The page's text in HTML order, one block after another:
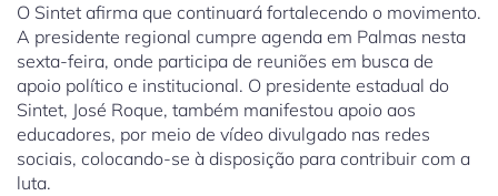
O Sintet afirma que continuará fortalecendo o movimento.
A presidente regional cumpre agenda em Palmas nesta
sexta-feira, onde participa de reuniões em busca de
apoio político e institucional. O presidente estadual do
Sintet, José Roque, também manifestou apoio aos
educadores, por meio de vídeo divulgado nas redes
sociais, colocando-se à disposição para contribuir com a
luta.